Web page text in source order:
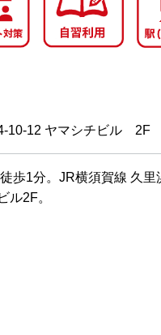
10-12 ヤマシチビル 2F
歩1分。JR横須賀線 久里
ル2F。